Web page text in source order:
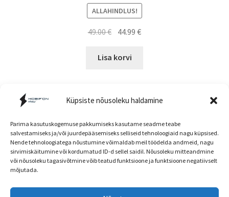
Küpsiste nõusoleku haldamine
Parima kasutuskogemuse pakkumiseks kasutame seadme teabe
salvestamiseks ja/või juurdepääsemiseks selliseid tehnoloogiaid nagu küpsised.
Nende tehnoloogiatega nõustumine võimaldab meil töödelda andmeid, nagu
sirvimiskäitumine või kordumatud ID-d sellel saidil. Nõusoleku mitteandmine
või nõusoleku tagasivõtmine võib teatud funktsioone ja funktsioone negatiivselt
mõjutada.
ALLAHINDLUS!
49.00€ Algne
oli:
44.99€Current
Lisa korvi
Müügitingimused